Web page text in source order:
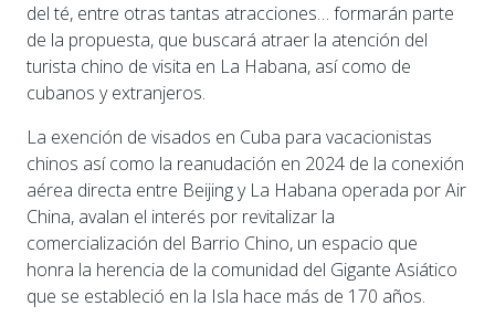
del té, entre otras tantas atracciones… formarán parte
de la propuesta, que buscará atraer la atención del
turista chino de visita en La Habana, así como de
cubanos y extranjeros.
La exención de visados en Cuba para vacacionistas
chinos así como la reanudación en 2024 de la conexión
aérea directa entre Beijing y La Habana operada por Air
China, avalan el interés por revitalizar la
comercialización del Barrio Chino, un espacio que
honra la herencia de la comunidad del Gigante Asiático
que se estableció en la Isla hace más de 170 años.